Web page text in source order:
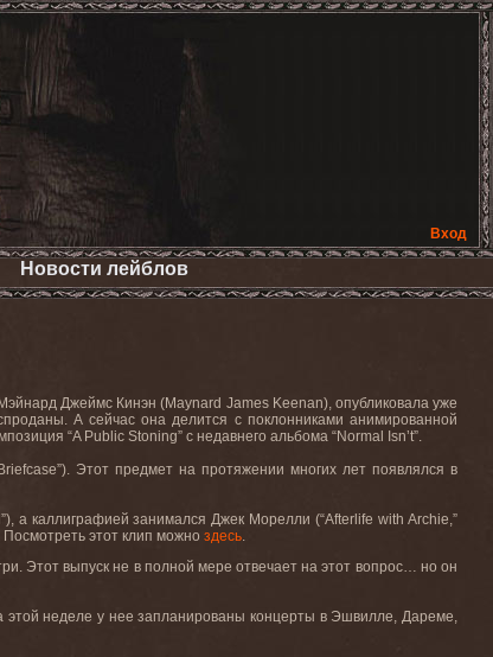
Вход
Новости лейблов
Джеймс Кинэн (Maynard James Keenan), опубликовала уже
А сейчас она делится с поклонниками анимированной
“A Public Stoning” с недавнего альбома “Normal Isn’t”.
Этот предмет на протяжении многих лет появлялся в
а каллиграфией занимался Джек Морелли (“Afterlife with Archie,”
этот клип можно здесь.
Этот выпуск не в полной мере отвечает на этот вопрос… но он
этой неделе у нее запланированы концерты в Эшвилле, Дареме,